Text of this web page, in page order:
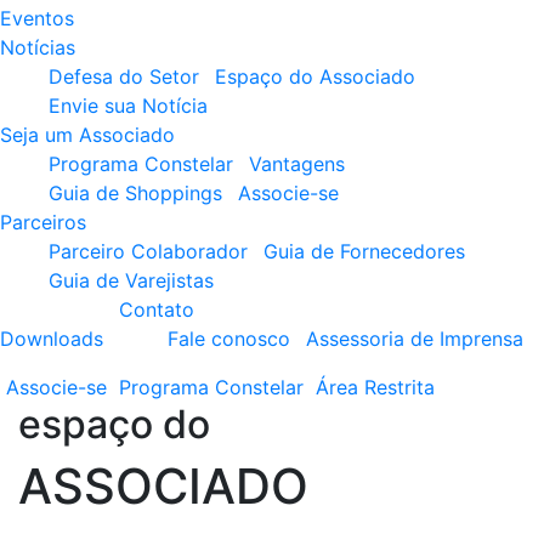
Eventos
Notícias
Defesa do Setor
Espaço do Associado
Envie sua Notícia
Seja um Associado
Programa Constelar
Vantagens
Guia de Shoppings
Associe-se
Parceiros
Parceiro Colaborador
Guia de Fornecedores
Guia de Varejistas
Downloads
Contato
Fale conosco
Assessoria de Imprensa
Associe-se Programa Constelar Área Restrita
espaço do
ASSOCIADO